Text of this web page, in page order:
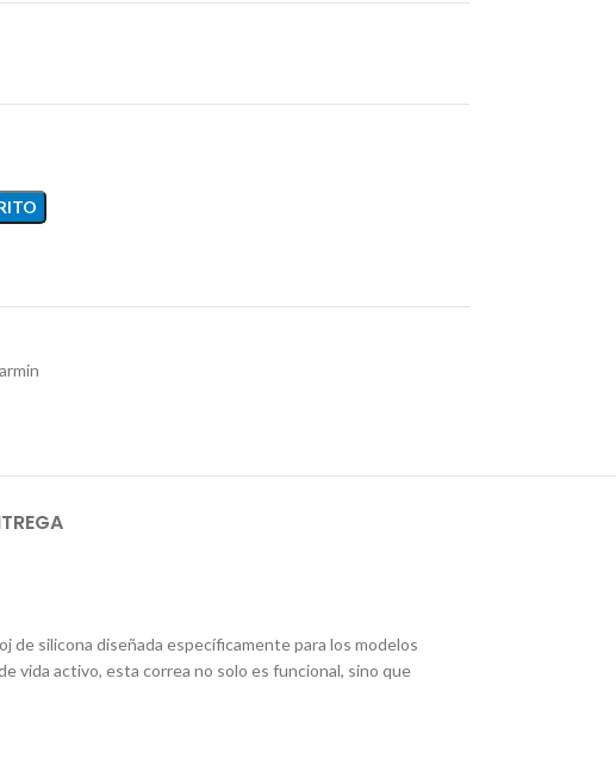
de silicona diseñada específicamente para los modelos
vida activo, esta correa no solo es funcional, sino que